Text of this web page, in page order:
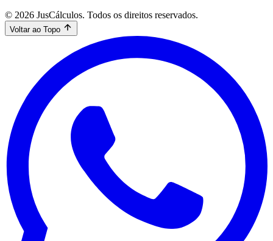
© 2026 JusCálculos. Todos os direitos reservados.
Voltar ao Topo